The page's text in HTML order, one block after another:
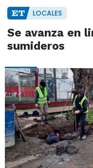
LOCALES
Se avanza en
sumideros